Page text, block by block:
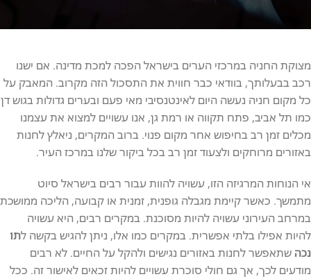
אופקים הינה גוף פרטי
השירות כרוך בתשלום
הנפקת תג נכה בתשלום בקלות ובמהירות
התקשרו עכשיו 050-9693837
מצוקת החניה במרכזי הערים בישראל הפכה למכת מדינה. אם ישנו
רכב בבעלותך, בוודאי כבר חווית את התסכול הזה מקרוב. המאבק על
כל מקום חניה נעשה היום לאינטנסיבי מאי פעם ובערים גדולות בגוש דן
כמו תל אביב, פתח תקווה או רמת גן, אנו עשויים למצוא את עצמנו
מכלים זמן רב בחיפוש אחר מקום פנוי. ברוב המקרים, ניאלץ לחנות
באזורים מרוחקים ולצעוד זמן רב בכל ביקור שלנו במרכז העיר.
אי הנוחות המרגיזה הזו, עשויה להוות עבור רבים בישראל סיוט
מתמשך. כאשר קיימת מגבלה גופנית, זמנית או קבועה, הליכה ממושכת
במרחב העירוני עשויה להיות מסוכנת. במקרים רבים, היא עשויה
להיות אפילו בלתי אפשרית. במקרים כמו אלו, ניתן להגיש בקשה לתו
נכה שתאפשר לחנות באזורים נגישים ולהקל על החיים. לא רבים
מודעים לכך, אך גם חולי סוכרת עשויים להיות זכאים לאישור זה. ככל